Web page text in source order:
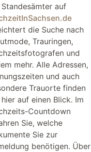
auf
die Suche nach
Trauringen,
und
mehr. Alle Adressen,
und auch
Trauorte finden
hier auf einen Blick. Im
Countdown
Sie, welche
Sie zur
benötigen. Über